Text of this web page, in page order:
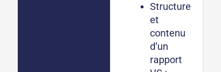
Structure
et
contenu
d’un
rapport